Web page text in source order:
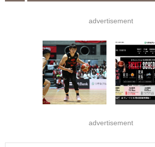
advertisement
advertisement